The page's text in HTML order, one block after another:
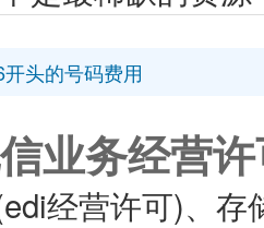
头的号码费用
业务经营
经营许可)、